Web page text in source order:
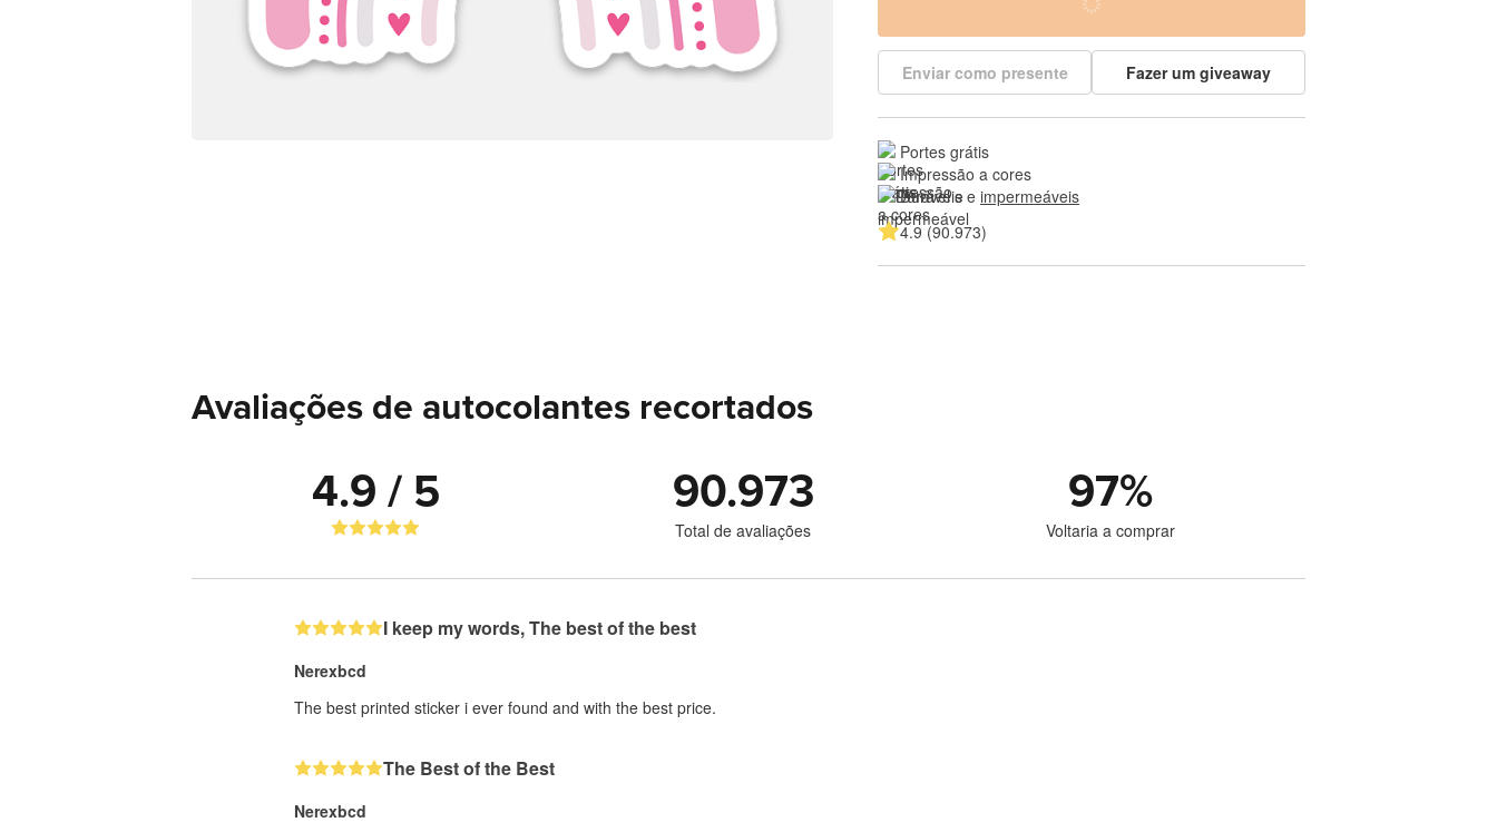
Enviar como presente Fazer um giveaway
Portes grátis
Impressão a cores
Duráveis e impermeáveis
4.9 (90.973)
Avaliações de autocolantes recortados
4.9 / 5 90.973
Total de avaliações
97%
Voltaria a comprar
I keep my words, The best of the best
Nerexbcd
The best printed sticker i ever found and with the best price.
The Best of the Best
Nerexbcd